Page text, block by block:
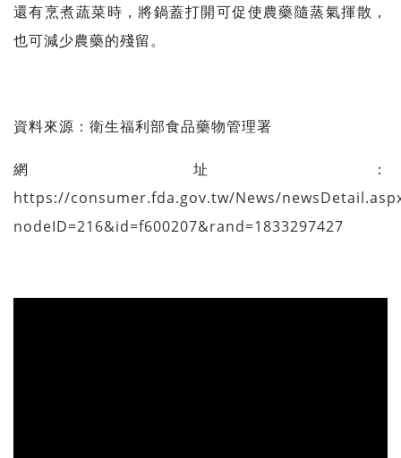
還有烹煮蔬菜時，將鍋蓋打開可促使農藥隨蒸氣揮散，
也可減少農藥的殘留。
資料來源： 衛生福利部食品藥物管理署
網址：
https://consumer.fda.gov.tw/News/
nodeID=216&id=f600207&rand=1833297427